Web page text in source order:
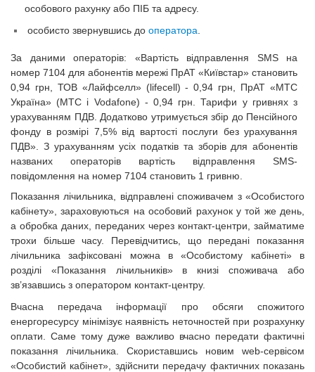
особового рахунку або ПІБ та адресу.
особисто звернувшись до оператора
За даними операторів: «Вартість відправлення SMS на
номер 7104 для абонентів мережі ПрАТ «Київстар» становить
0,94 грн, ТОВ «Лайфселл» (lifecell) - 0,94 грн, ПрАТ «МТС
Україна» (МТС і Vodafone) - 0,94 грн. Тарифи у гривнях з
урахуванням ПДВ. Додатково утримується збір до Пенсійного
фонду в розмірі 7,5% від вартості послуги без урахування
ПДВ». З урахуванням усіх податків та зборів для абонентів
названих операторів вартість відправлення SMS-
повідомлення на номер 7104 становить 1 гривню.
Показання лічильника, відправлені споживачем з «Особистого
кабінету», зараховуються на особовий рахунок у той же день,
а обробка даних, переданих через контакт-центри, займатиме
трохи більше часу. Перевідчитись, що передані показання
лічильника зафіксовані можна в «Особистому кабінеті» в
розділі «Показання лічильників» в книзі споживача або
зв’язавшись з оператором контакт-центру.
Вчасна передача інформації про обсяги спожитого
енергоресурсу мінімізує наявність неточностей при розрахунку
оплати. Саме тому дуже важливо вчасно передати фактичні
показання лічильника. Скориставшись новим web-сервісом
«Особистий кабінет», здійснити передачу фактичних показань